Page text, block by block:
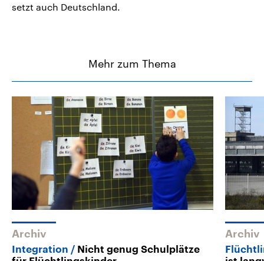
setzt auch Deutschland.
Mehr zum Thema
Archiv
Integration
Nicht genug Schulplätze
Archiv